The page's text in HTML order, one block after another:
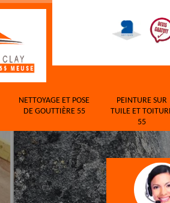
NETTOYAGE ET POSE
DE GOUTTIÈRE 55
PEINTURE SUR
TUILE ET
55